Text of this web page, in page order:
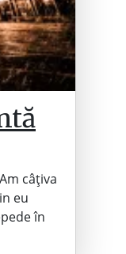
câțiva
eu
în